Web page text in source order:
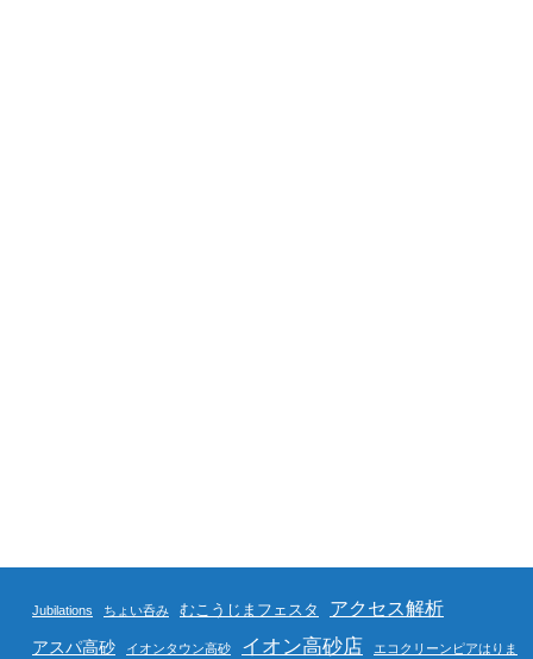
Jubilations ちょい呑み むこうじまフェスタ アクセス解析
アスパ高砂 イオンタウン高砂 イオン高砂店 エコクリーンピアはりま